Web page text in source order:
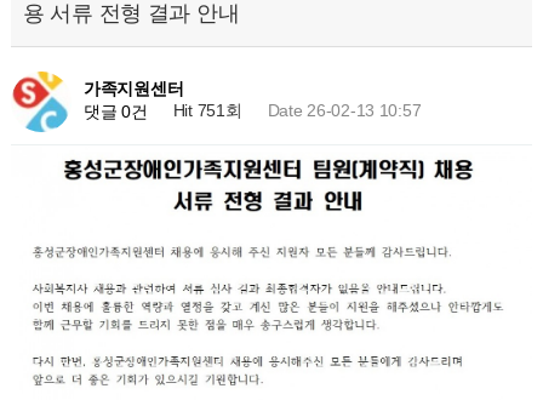
용 서류 전형 결과 안내
가족지원센터
댓글 0건
Hit 751회 Date 26-02-13 10:57